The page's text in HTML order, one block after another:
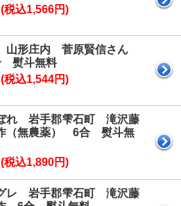
税込1,566円)
形庄内 菅原賢信さん
熨斗無料
税込1,544円)
れ 岩手郡雫石町 滝沢藤
（無農薬） 6合 熨斗無
税込1,890円)
レ 岩手郡雫石町 滝沢藤